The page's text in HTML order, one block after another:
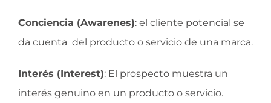
Conciencia (Awarenes): el cliente potencial se
da cuenta del producto o servicio de una marca.
Interés (Interest): El prospecto muestra un
interés genuino en un producto o servicio.